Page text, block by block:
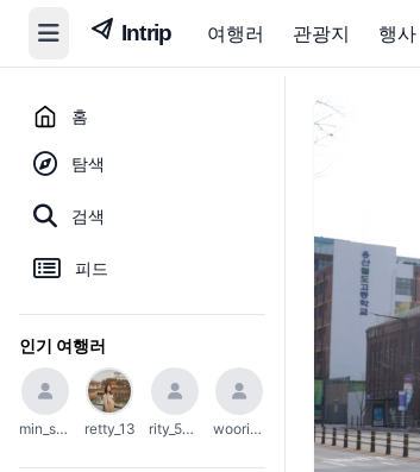
여행러 관광지 행사
홈
탐색
검색
피드
인기 여행러
min_soo_1002 retty_13 rity_5004 woori_654